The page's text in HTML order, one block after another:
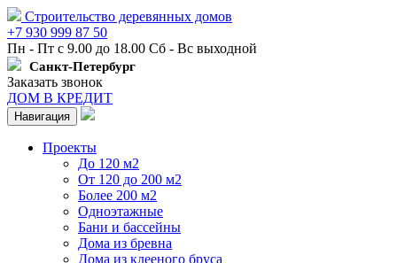
Строительство деревянных домов
+7 930 999 87 50
Пн - Пт с 9.00 до 18.00 Сб - Вс выходной
Санкт-Петербург
Заказать звонок
ДОМ В КРЕДИТ
Навигация
Проекты
До 120 м2
От 120 до 200 м2
Более 200 м2
Одноэтажные
Бани и бассейны
Дома из бревна
Дома из клееного бруса